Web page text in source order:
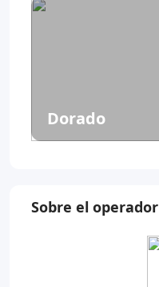
Dorado
Sobre el operador